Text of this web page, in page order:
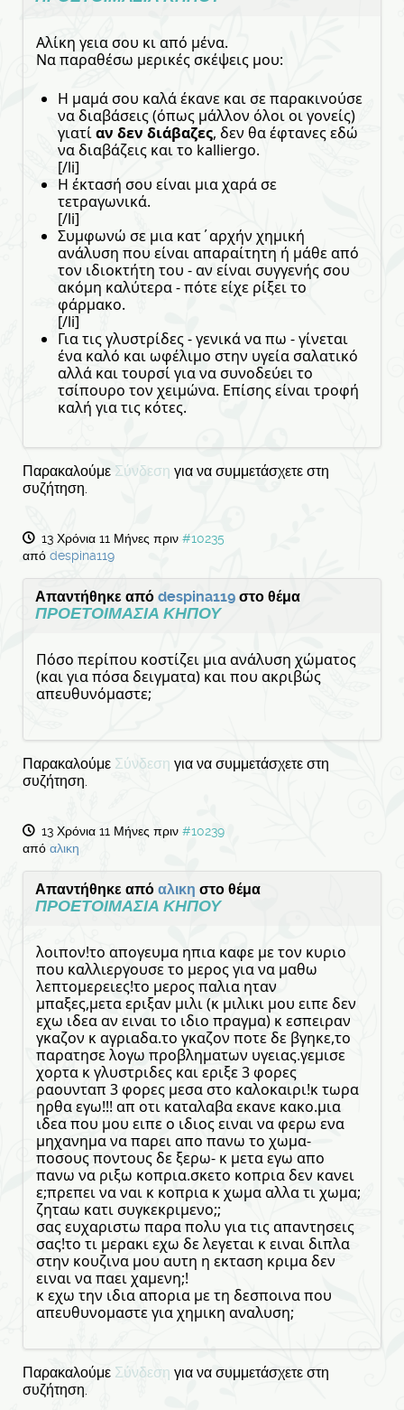
Αλίκη γεια σου κι από μένα.
Να παραθέσω μερικές σκέψεις μου:
Η μαμά σου καλά έκανε και σε παρακινούσε
να διαβάσεις (όπως μάλλον όλοι οι γονείς)
γιατίαν δεν διάβαζες, δεν θα έφτανες εδώ
να διαβάζεις και το kalliergo.
[/li]
Η έκτασή σου είναι μια χαρά σε
τετραγωνικά.
[/li]
Συμφωνώ σε μια κατ΄αρχήν χημική
ανάλυση που είναι απαραίτητη ή μάθε από
τον ιδιοκτήτη του - αν είναι συγγενής σου
ακόμη καλύτερα - πότε είχε ρίξει το
φάρμακο.
[/li]
Για τις γλυστρίδες - γενικά να πω - γίνεται
ένα καλό και ωφέλιμο στην υγεία σαλατικό
αλλά και τουρσί για να συνοδεύει το
τσίπουρο τον χειμώνα. Επίσης είναι τροφή
καλή για τις κότες.
Παρακαλούμε Σύνδεση για να συμμετάσχετε στη
συζήτηση.
13 Χρόνια 11 Μήνες πριν #10235
από despina119
Απαντήθηκε από despina119 στο θέμα
ΠΡΟΕΤΟΙΜΑΣΙΑ ΚΗΠΟΥ
Πόσο περίπου κοστίζει μια ανάλυση χώματος
(και για πόσα δειγματα) και που ακριβώς
απευθυνόμαστε;
Παρακαλούμε Σύνδεση για να συμμετάσχετε στη
συζήτηση.
13 Χρόνια 11 Μήνες πριν #10239
από αλικη
Απαντήθηκε από αλικη στο θέμα
ΠΡΟΕΤΟΙΜΑΣΙΑ ΚΗΠΟΥ
λοιπον!το απογευμα ηπια καφε με τον κυριο
που καλλιεργουσε το μερος για να μαθω
λεπτομερειες!το μερος παλια ηταν
μπαξες,μετα εριξαν μιλι (κ μιλικι μου ειπε δεν
εχω ιδεα αν ειναι το ιδιο πραγμα) κ εσπειραν
γκαζον κ αγριαδα.το γκαζον ποτε δε βγηκε,το
παρατησε λογω προβληματων υγειας.γεμισε
χορτα κ γλυστριδες και εριξε 3 φορες
ραουνταπ 3 φορες μεσα στο καλοκαιρι!κ τωρα
ηρθα εγω!!! απ οτι καταλαβα εκανε κακο.μια
ιδεα που μου ειπε ο ιδιος ειναι να φερω ενα
μηχανημα να παρει απο πανω το χωμα-
ποσους ποντους δε ξερω- κ μετα εγω απο
πανω να ριξω κοπρια.σκετο κοπρια δεν κανει
ε;πρεπει να ναι κ κοπρια κ χωμα αλλα τι χωμα;
ζηταω κατι συγκεκριμενο;;
σας ευχαριστω παρα πολυ για τις απαντησεις
σας!το τι μερακι εχω δε λεγεται κ ειναι διπλα
στην κουζινα μου αυτη η εκταση κριμα δεν
ειναι να παει χαμενη;!
κ εχω την ιδια απορια με τη δεσποινα που
απευθυνομαστε για χημικη αναλυση;
Παρακαλούμε Σύνδεση για να συμμετάσχετε στη
συζήτηση.